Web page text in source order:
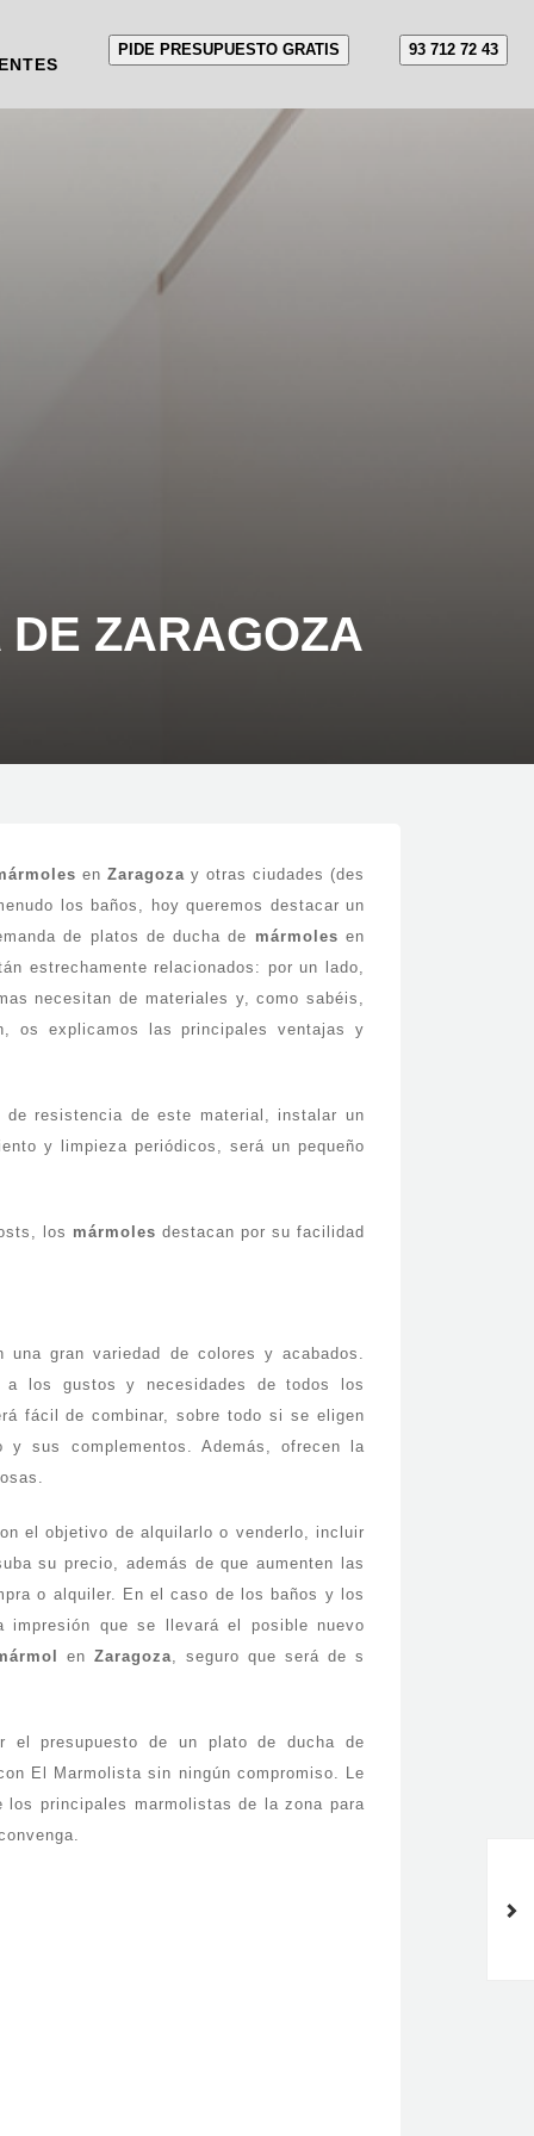
PIDE PRESUPUESTO GRATIS 93 712 72 43
ZARAGOZA
en Zaragoza y otras ciudades (des
los baños, hoy queremos destacar un
de platos de ducha de mármoles en
estrechamente relacionados: por un lado,
necesitan de materiales y, como sabéis,
os explicamos las principales ventajas y
resistencia de este material, instalar un
y limpieza periódicos, será un pequeño
los mármoles destacan por su facilidad
una gran variedad de colores y acabados.
los gustos y necesidades de todos los
fácil de combinar, sobre todo si se eligen
sus complementos. Además, ofrecen la
el objetivo de alquilarlo o venderlo, incluir
su precio, además de que aumenten las
o alquiler. En el caso de los baños y los
que se llevará el posible nuevo
en Zaragoza, seguro que será de s
el presupuesto de un plato de ducha de
El Marmolista sin ningún compromiso. Le
los principales marmolistas de la zona para